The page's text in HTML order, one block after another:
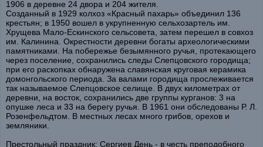
1906 в деревне 24 двора и 204 жителя.
Созданный в 1929 колхоз «Красный пахарь» объединил 136
крестьян; в 1950 вошел в укрупненную сельхозартель им.
Хрущева Мало-Ескинского сельсовета, затем перешел в совхоз
им. Калинина. Окрестности деревни богаты археологическими
памятниками. На побережье безымянного ручья, протекающего
через поселение, сохранились следы Слепцовского городища;
при его раскопках обнаружена славянская круговая керамика
домонгольского периода. За валами городища прослеживается
так называемое Слепцовское селище. В двух километрах от
деревни, на восток, сохранились две группы курганов: 3 на
опушке леса и 33 на берегу ручья. В 1961 они обследованы Р. Л.
Розенфельдтом. В местных лесах много грибов, орехов и
земляники.
Престольный праздник: Сергиев День - в честь преподобного